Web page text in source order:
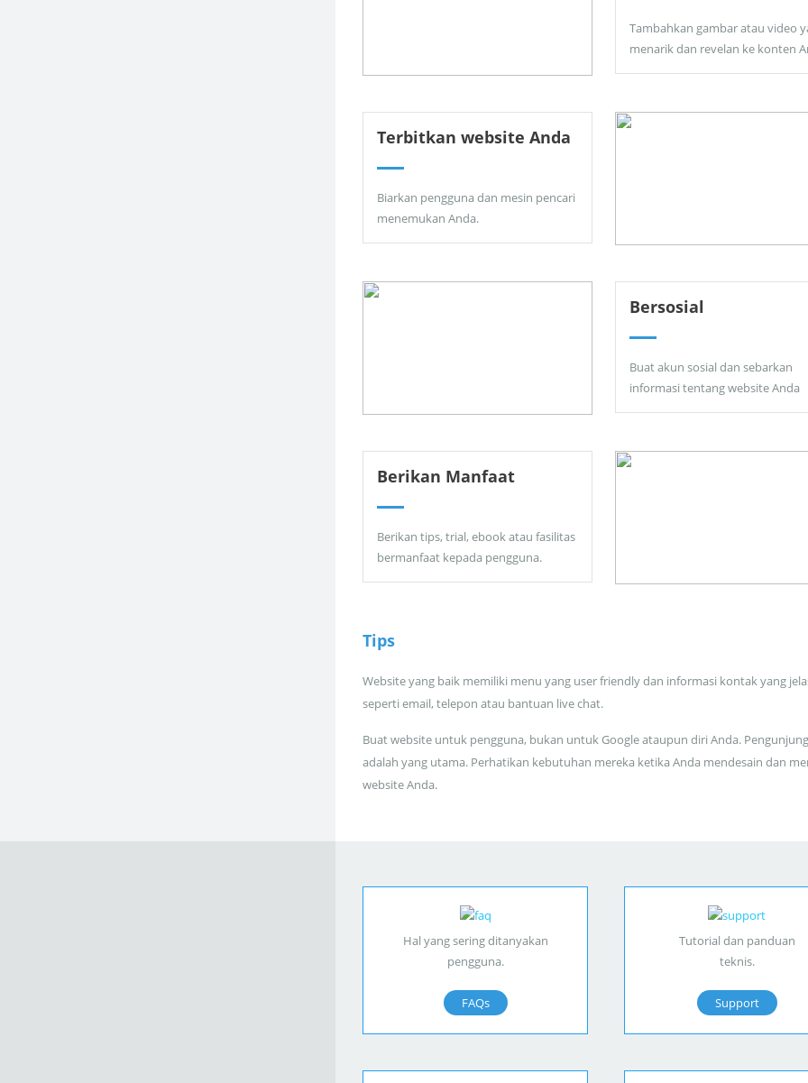
Tambahkan gambar atau video
menarik dan revelan ke konten
Terbitkan website Anda
Biarkan pengguna dan mesin pencari
menemukan Anda.
Bersosial
Buat akun sosial dan sebarkan
informasi tentang website Anda
Berikan Manfaat
Berikan tips, trial, ebook atau fasilitas
bermanfaat kepada pengguna.
Tips
Website yang baik memiliki menu yang user friendly dan informasi kontak yang
seperti email, telepon atau bantuan live chat.
Buat website untuk pengguna, bukan untuk Google ataupun diri Anda.
adalah yang utama. Perhatikan kebutuhan mereka ketika Anda mendesain dan
website Anda.
Hal yang sering ditanyakan
pengguna.
FAQs
Tutorial dan panduan
teknis.
Support